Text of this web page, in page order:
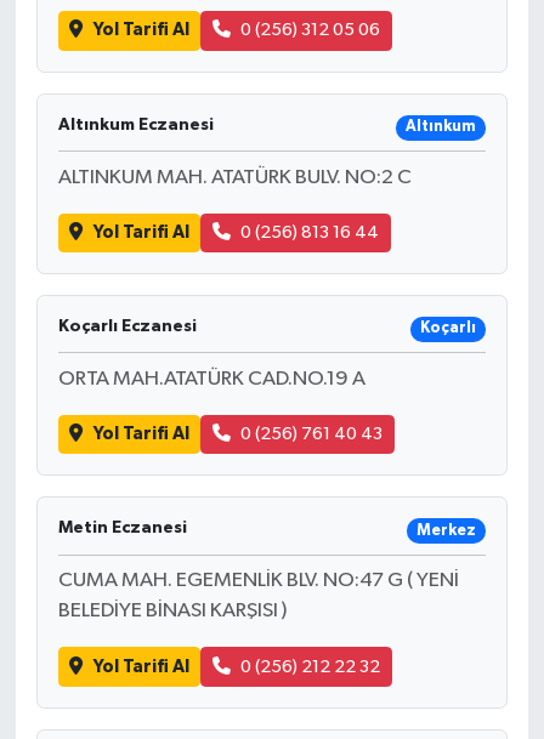
Yol Tarifi Al 0 (256) 312 05 06
Altınkum Eczanesi Altınkum
ALTINKUM MAH. ATATÜRK BULV. NO:2 C
Yol Tarifi Al 0 (256) 813 16 44
Koçarlı Eczanesi Koçarlı
ORTA MAH.ATATÜRK CAD.NO.19 A
Yol Tarifi Al 0 (256) 761 40 43
Metin Eczanesi Merkez
CUMA MAH. EGEMENLİK BLV. NO:47 G ( YENİ
BELEDİYE BİNASI KARŞISI )
Yol Tarifi Al 0 (256) 212 22 32